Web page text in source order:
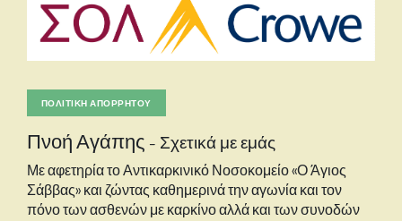
ΠΟΛΙΤΙΚΉ ΑΠΟΡΡΗΤΟΥ
Πνοή Αγάπης - Σχετικά με εμάς
Με αφετηρία το Αντικαρκινικό Νοσοκομείο «Ο Άγιος
Σάββας» και ζώντας καθημερινά την αγωνία και τον
πόνο των ασθενών με καρκίνο αλλά και των συνοδών